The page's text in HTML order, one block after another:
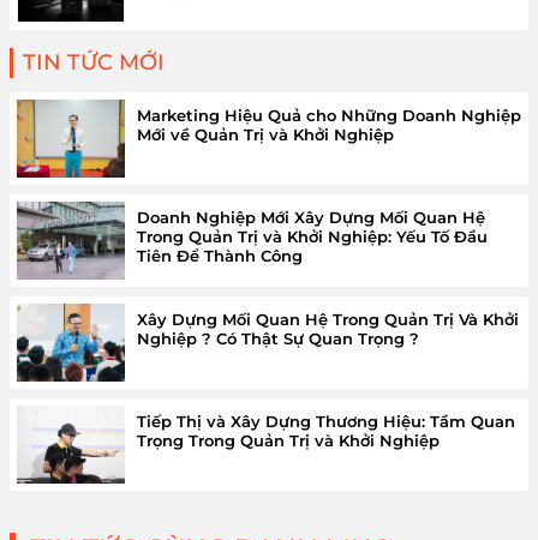
TIN TỨC MỚI
Marketing Hiệu Quả cho Những Doanh Nghiệp
Mới về Quản Trị và Khởi Nghiệp
Doanh Nghiệp Mới Xây Dựng Mối Quan Hệ
Trong Quản Trị và Khởi Nghiệp: Yếu Tố Đầu
Tiên Để Thành Công
Xây Dựng Mối Quan Hệ Trong Quản Trị Và Khởi
Nghiệp ? Có Thật Sự Quan Trọng ?
Tiếp Thị và Xây Dựng Thương Hiệu: Tầm Quan
Trọng Trong Quản Trị và Khởi Nghiệp